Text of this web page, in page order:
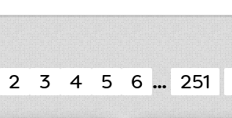
2 3 4 5 6 ... 251